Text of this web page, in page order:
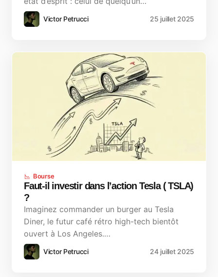
Victor Petrucci 25 juillet 2025
Bourse
Faut-il investir dans l’action Tesla ( TSLA)
?
Imaginez commander un burger au Tesla
Diner, le futur café rétro high-tech bientôt
ouvert à Los Angeles.…
Victor Petrucci 24 juillet 2025